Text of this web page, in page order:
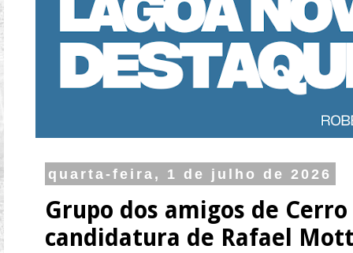
quarta-feira, 1 de julho de 2026
Grupo dos amigos de
candidatura de Rafael